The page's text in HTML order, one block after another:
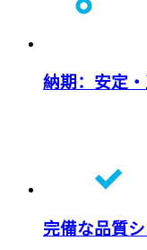
納期：安定
完備な品質